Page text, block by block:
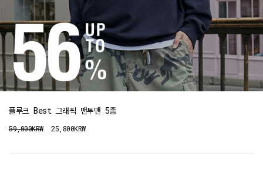
플루크 Best 그래픽 맨투맨 5종
59,000KRW 25,800KRW